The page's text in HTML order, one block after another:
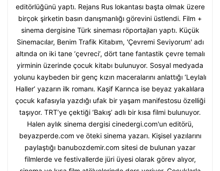
editörlüğünü yaptı. Rejans Rus lokantası başta olmak üzere
birçok şirketin basın danışmanlığı görevini üstlendi. Film +
sinema dergisine Türk sineması röportajları yaptı. Küçük
Sinemacılar, Benim Trafik Kitabım, 'Çevremi Seviyorum' adı
altında on iki tane ‘çevreci’, dört tane fantastik çevre temalı
yirminin üzerinde çocuk kitabı bulunuyor. Sosyal medyada
yolunu kaybeden bir genç kızın maceralarını anlattığı ‘Leylalı
Haller’ yazarın ilk romanı. Kaşif Karınca ise beyaz yakalılara
çocuk kafasıyla yazdığı ufak bir yaşam manifestosu özelliği
taşıyor. TRT’ye çektiği ‘Bakış’ adlı bir kısa filmi bulunuyor.
Halen aylık sinema dergisi cinedergi.com'un editörü,
beyazperde.com ve öteki sinema yazarı. Kişisel yazılarını
paylaştığı banubozdemir.com sitesi de bulunan yazar
filmlerde ve festivallerde jüri üyesi olarak görev alıyor,